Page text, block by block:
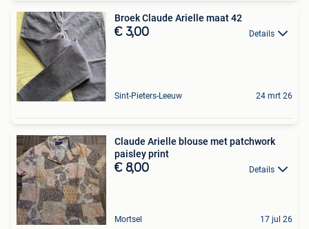
Broek Claude Arielle maat 42
€ 3,00 Details
Sint-Pieters-Leeuw 24 mrt 26
Claude Arielle blouse met patchwork
paisley print
€ 8,00 Details
Mortsel 17 jul 26